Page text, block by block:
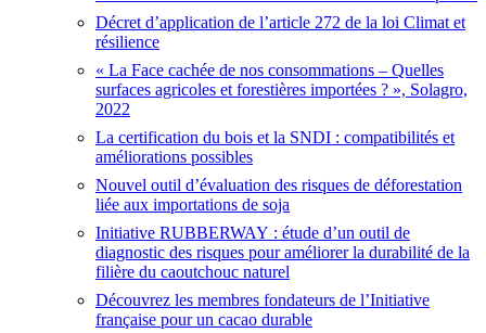
Décret d’application de l’article 272 de la loi Climat et
résilience
« La Face cachée de nos consommations – Quelles
surfaces agricoles et forestières importées ? », Solagro,
2022
La certification du bois et la SNDI : compatibilités et
améliorations possibles
Nouvel outil d’évaluation des risques de déforestation
liée aux importations de soja
Initiative RUBBERWAY : étude d’un outil de
diagnostic des risques pour améliorer la durabilité de la
filière du caoutchouc naturel
Découvrez les membres fondateurs de l’Initiative
française pour un cacao durable